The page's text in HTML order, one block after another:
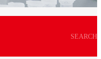
SEARCH